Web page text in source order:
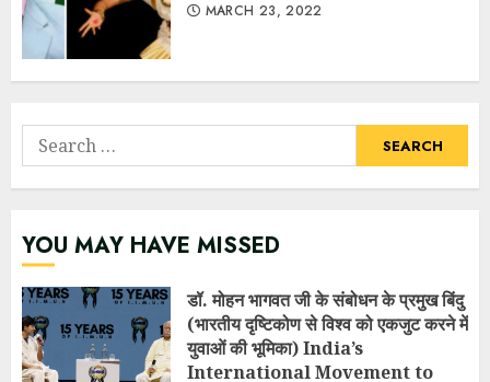
MARCH 23, 2022
Search
for:
YOU MAY HAVE MISSED
डॉ. मोहन भागवत जी के संबोधन के प्रमुख बिंदु
(भारतीय दृष्टिकोण से विश्व को एकजुट करने में
युवाओं की भूमिका) India’s
International Movement to